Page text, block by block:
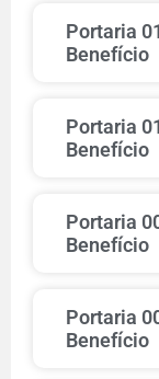
Portaria
Benefício
Portaria
Benefício
Portaria
Benefício
Portaria
Benefício